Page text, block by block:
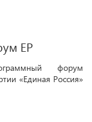
ЕР
форум
«Единая Россия»